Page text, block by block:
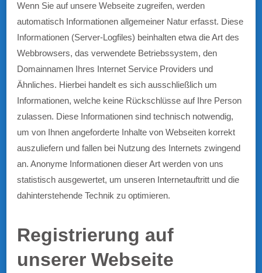
Wenn Sie auf unsere Webseite zugreifen, werden
automatisch Informationen allgemeiner Natur erfasst. Diese
Informationen (Server-Logfiles) beinhalten etwa die Art des
Webbrowsers, das verwendete Betriebssystem, den
Domainnamen Ihres Internet Service Providers und
Ähnliches. Hierbei handelt es sich ausschließlich um
Informationen, welche keine Rückschlüsse auf Ihre Person
zulassen. Diese Informationen sind technisch notwendig,
um von Ihnen angeforderte Inhalte von Webseiten korrekt
auszuliefern und fallen bei Nutzung des Internets zwingend
an. Anonyme Informationen dieser Art werden von uns
statistisch ausgewertet, um unseren Internetauftritt und die
dahinterstehende Technik zu optimieren.
Registrierung auf
unserer Webseite